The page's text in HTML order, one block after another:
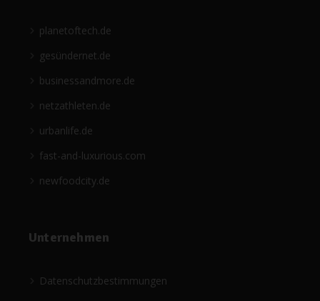
planetoftech.de
gesündernet.de
businessandmore.de
netzathleten.de
urbanlife.de
fast-and-luxurious.com
newfoodcity.de
Unternehmen
Datenschutzbestimmungen